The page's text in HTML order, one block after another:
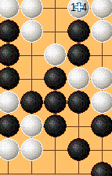
174